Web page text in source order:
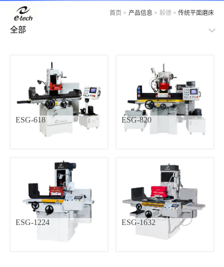
首页 > 产品信息 > 毅德 > 传统平面磨床
全部
加工中心
内外圆研磨复合机
斜径式CNC圆筒磨床
直径式CNC圆筒磨床
高精度CNC平面磨床
内孔磨床
立式加工中心
龙门加工中心
ESG-618 ESG-820
ESG-1224 ESG-1632